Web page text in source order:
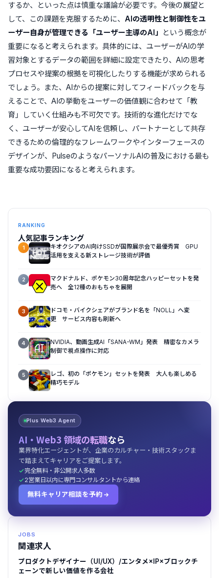
するか、といった点は慎重な議論が必要です。今後の展望と
して、この課題を克服するために、 AIの透明性と制御性をユ
ーザー自身が管理できる「ユーザー主導のAI」
という概念が
重要になると考えられます。具体的には、ユーザーがAIの学
習対象とするデータの範囲を詳細に設定できたり、AIの思考
プロセスや提案の根拠を可視化したりする機能が求められる
でしょう。また、AIからの提案に対してフィードバックを与
えることで、AIの挙動をユーザーの価値観に合わせて「教
育」していく仕組みも不可欠です。技術的な進化だけでな
く、ユーザーが安心してAIを信頼し、パートナーとして共存
できるための倫理的なフレームワークやインターフェースの
デザインが、PulseのようなパーソナルAIの普及における最も
重要な成功要因になると考えられます。
RANKING
人気記事ランキング
1
キオクシアのAI向けSSDが国際展示会で最優秀賞 GPU
活用を支える新ストレージ技術が評価
2
マクドナルド、ポケモン30周年記念ハッピーセットを発
売へ 全12種のおもちゃを展開
3
ドコモ・バイクシェアがブランド名を「NOLL」へ変
更 サービス内容も刷新へ
4
NVIDIA、動画生成AI「SANA-WM」発表 精密なカメラ
制御で視点操作に対応
5
レゴ、初の「ポケモン」セットを発表 大人も楽しめる
精巧モデル
Plus Web3 Agent
AI・Web3 領域の転職なら
業界特化エージェントが、企業のカルチャー・技術スタックま
で踏まえてキャリアをご提案します。
完全無料・非公開求人多数
2営業日以内に専門コンサルタントから連絡
無料キャリア相談を予約
JOBS
関連求人
プロダクトデザイナー（UI/UX）/エンタメ×IP×ブロックチ
ェーンで新しい価値を作る会社